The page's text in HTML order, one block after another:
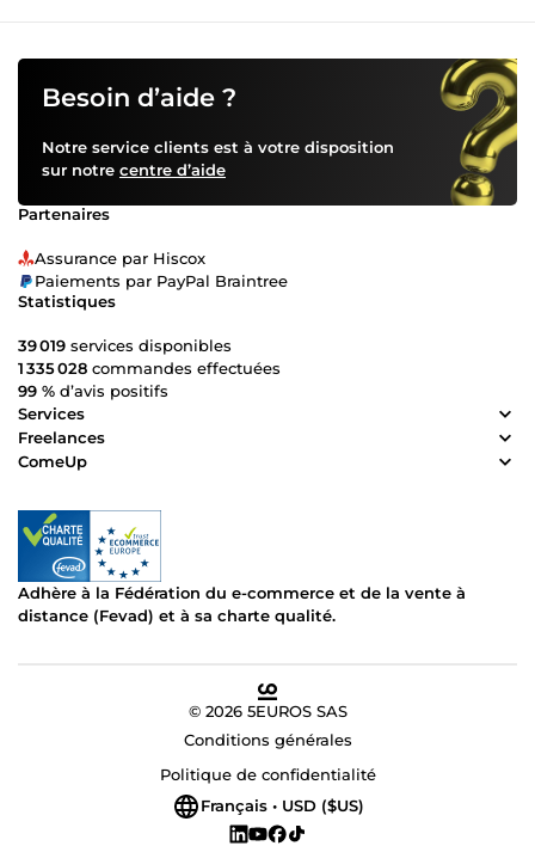
Besoin d’aide ?
Notre service clients est à votre disposition
sur notre centre d’aide
Partenaires
Assurance par Hiscox
Paiements par PayPal Braintree
Statistiques
39 019 services disponibles
1 335 028 commandes effectuées
99 % d’avis positifs
Services
Freelances
ComeUp
Adhère à la Fédération du e-commerce et de la vente à
distance (Fevad) et à sa charte qualité.
© 2026 5EUROS SAS
Conditions générales
Politique de confidentialité
Français • USD ($US)